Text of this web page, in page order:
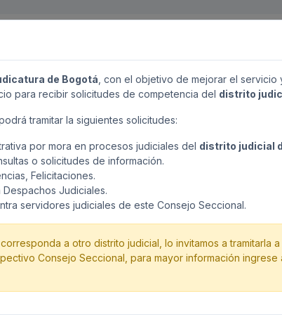
de Bogotá dispuso este espacio para recibir las
QRS-F, Quejas de Teletrabajo y denuncias Antisoborno por
estén relacionadas al
de mejorar el servicio y la atención al público en general.
en la ley 1581 de 2012, como custodio responsable y/o
de terceros a través de los diferentes canales de
de Bogotá , con el objetivo de mejorar el
para recibir solicitudes de competencia del distrito
tramitar la siguientes solicitudes:
por mora en procesos judiciales del distrito judicial
o solicitudes de información.
Felicitaciones.
Judiciales.
servidores judiciales de este Consejo Seccional.
a otro distrito judicial, lo invitamos a tramitarla
Consejo Seccional, para mayor información ingrese